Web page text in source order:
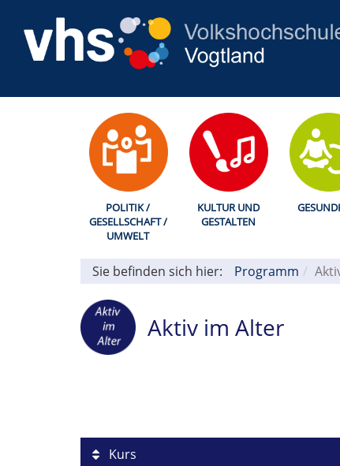
POLITIK /
GESELLSCHAFT /
UMWELT
KULTUR UND
GESTALTEN
Sie befinden sich hier: Programm
Aktiv im Alter
Kurs